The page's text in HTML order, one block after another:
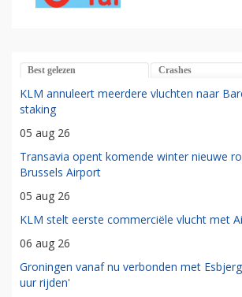
Best gelezen Crashes
KLM annuleert meerdere vluchten naar
staking
05 aug 26
Transavia opent komende winter nieuwe
Brussels Airport
05 aug 26
KLM stelt eerste commerciële vlucht met
06 aug 26
Groningen vanaf nu verbonden met
uur rijden'